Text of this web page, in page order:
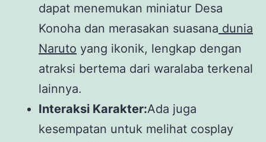
dapat menemukan miniatur Desa
Konoha dan merasakan suasana dunia
Naruto yang ikonik, lengkap dengan
atraksi bertema dari waralaba terkenal
lainnya.
Interaksi Karakter:Ada juga
kesempatan untuk melihat cosplay